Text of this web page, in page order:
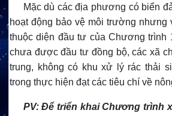
Mặc dù các địa phương có biển
hoạt động bảo vệ môi trường
thuộc diện đầu tư của Chương trình
chưa được đầu tư đồng bộ, các xã
trung, không có khu xử lý rác thải
trong thực hiện đạt các tiêu chí về
PV: Để triển khai Chương trình